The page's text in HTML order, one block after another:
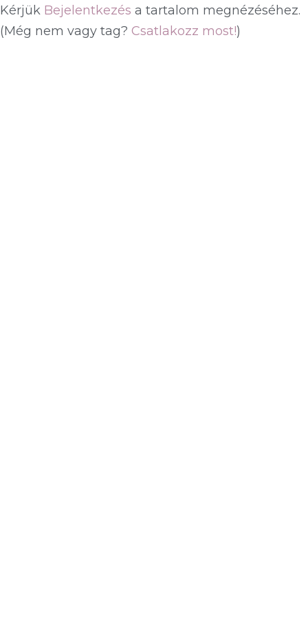
Kérjük Bejelentkezés a tartalom megnézéséhez.
(Még nem vagy tag? Csatlakozz most!)